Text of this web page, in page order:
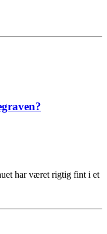
har været rigtig fint i et